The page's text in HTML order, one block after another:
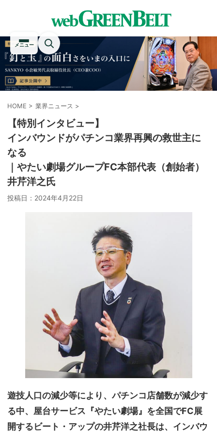
メニュー
HOME > 業界ニュース >
【特別インタビュー】
インバウンドがパチンコ業界再興の救世主に
なる
｜やたい劇場グループFC本部代表（創始者）
井芹洋之氏
投稿日： 2024年4月22日
遊技人口の減少等により、パチンコ店舗数が減少す
る中、屋台サービス『やたい劇場』を全国でFC展
開するビート・アップの井芹洋之社長は、インバウ